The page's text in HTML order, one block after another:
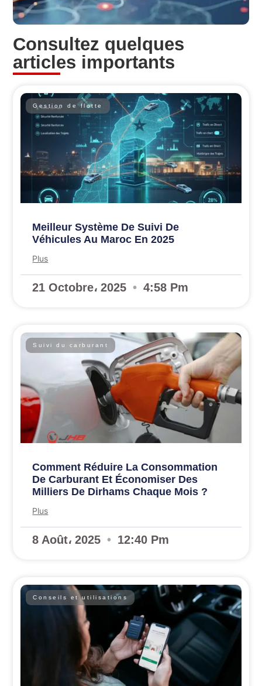
Consultez quelques
articles importants
Gestion de flotte
Meilleur Système De Suivi De
Véhicules Au Maroc En 2025
Plus
21 Octobre، 2025 4:58 Pm
Suivi du carburant
Comment Réduire La Consommation
De Carburant Et Économiser Des
Milliers De Dirhams Chaque Mois ?
Plus
8 Août، 2025 12:40 Pm
Conseils et utilisations